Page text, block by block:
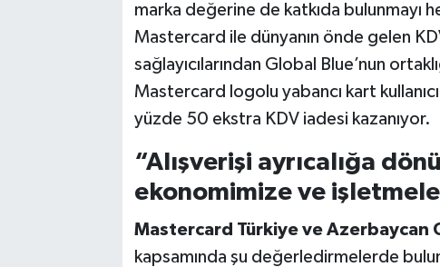
marka değerine de katkıda bulunmayı
Mastercard ile dünyanın önde gelen
sağlayıcılarından Global Blue’nun
Mastercard logolu yabancı kart
yüzde 50 ekstra KDV iadesi kazanıyor.
“Alışverişi ayrıcalığa
ekonomimize ve
Mastercard Türkiye ve Azerbaycan
kapsamında şu değerledirmelerde